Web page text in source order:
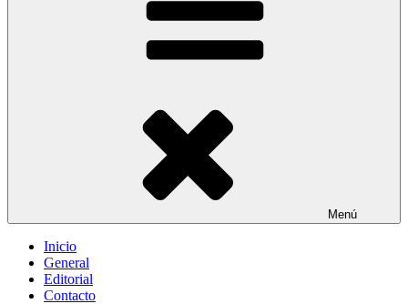
Menú
Inicio
General
Editorial
Contacto